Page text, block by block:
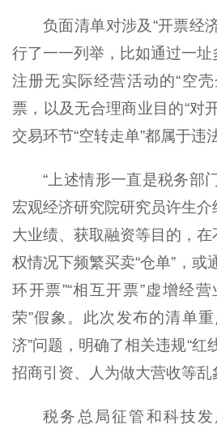
负面清单对涉及“开票经
行了一一列举，比如通过一
注册无实际经营活动的“空
票，以及无合理商业目的“对
交易环节“空转走单”都属于违
“上述情形一直是税务部
宏观经济研究院研究员许生
大业绩、获取融资等目的，
权情况下频繁买卖“仓单”，或
环开票”“相互开票”虚增经
荣”假象。此次发布的清单
济”问题，明确了相关违规“红
招商引资、人为做大营收等乱
税务总局征管和科技